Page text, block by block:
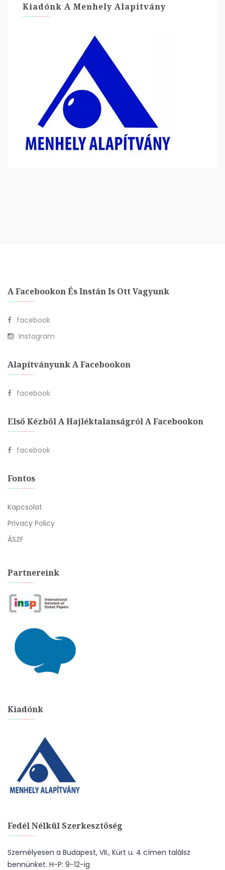
Kiadónk A Menhely Alapítvány
A Facebookon És Instán Is Ott Vagyunk
facebook
Instagram
Alapítványunk A Facebookon
facebook
Első Kézből A Hajléktalanságról A Facebookon
facebook
Fontos
Kapcsolat
Privacy Policy
ÁSZF
Partnereink
Kiadónk
Fedél Nélkül Szerkesztőség
Személyesen a Budapest, VII., Kürt u. 4 címen találsz
bennünket. H-P: 9-12-ig